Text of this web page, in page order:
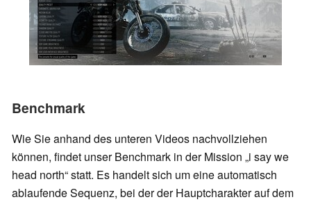
Benchmark
Wie Sie anhand des unteren Videos nachvollziehen
können, findet unser Benchmark in der Mission „i say we
head north“ statt. Es handelt sich um eine automatisch
ablaufende Sequenz, bei der der Hauptcharakter auf dem